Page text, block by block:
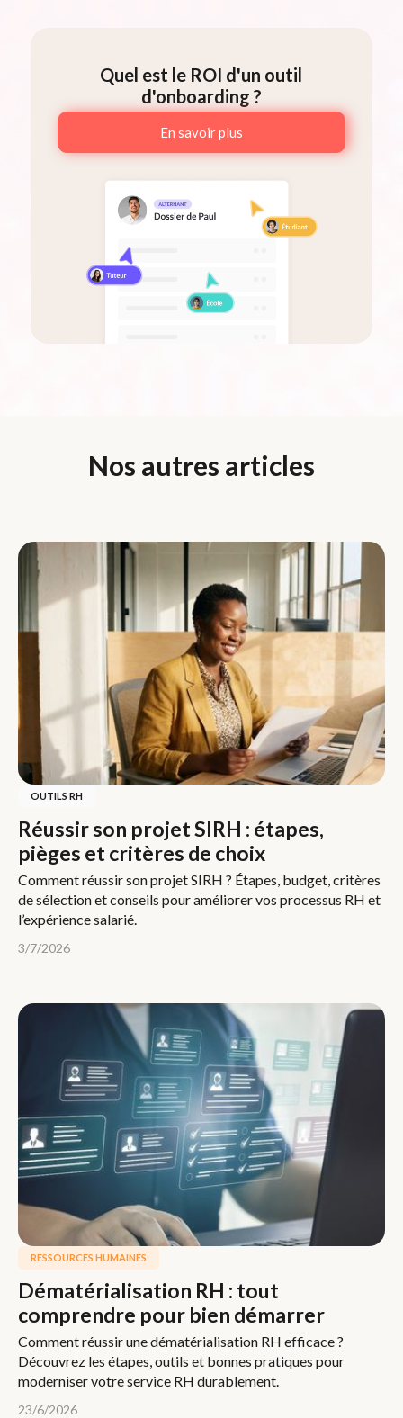
Quel est le ROI d'un outil
d'onboarding ?
En savoir plus
Nos autres articles
OUTILS RH
Réussir son projet SIRH : étapes,
pièges et critères de choix
Comment réussir son projet SIRH ? Étapes, budget, critères
de sélection et conseils pour améliorer vos processus RH et
l’expérience salarié.
3/7/2026
RESSOURCES HUMAINES
Dématérialisation RH : tout
comprendre pour bien démarrer
Comment réussir une dématérialisation RH efficace ?
Découvrez les étapes, outils et bonnes pratiques pour
moderniser votre service RH durablement.
23/6/2026